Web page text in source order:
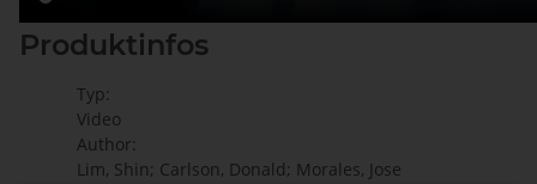
Produktinfos
Typ:
Video
Author:
Lim, Shin; Carlson, Donald; Morales, Jose